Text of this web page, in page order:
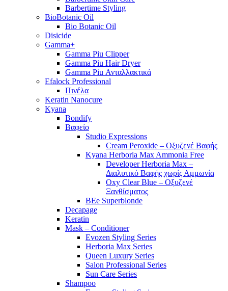
Barbertime Styling
BioBotanic Oil
Bio Botanic Oil
Disicide
Gamma+
Gamma Piu Clipper
Gamma Piu Hair Dryer
Gamma Piu Ανταλλακτικά
Efalock Professional
Πινέλα
Keratin Nanocure
Kyana
Bondify
Βαφείο
Studio Expressions
Cream Peroxide – Οξυζενέ Βαφής
Kyana Herboria Max Ammonia Free
Developer Herboria Max –
Διαλυτικό Βαφής χωρίς Αμμωνία
Oxy Clear Blue – Οξυζενέ
Ξανθίσματος
BEe Superblonde
Decapage
Keratin
Mask – Conditioner
Evozen Styling Series
Herboria Max Series
Queen Luxury Series
Salon Professional Series
Sun Care Series
Shampoo